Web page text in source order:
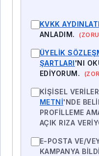
KVKK
ANLADIM.
ÜYELIK
ŞARTLARI'NI
EDIYORUM.
KIŞISEL
METNI'NDE
PROFILLEME
AÇIK RIZA
E-POSTA VE/
KAMPANYA